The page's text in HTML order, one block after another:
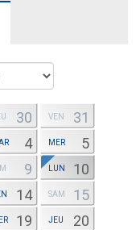
30 VEN 31
4 MER 5
9 LUN 10
14 SAM 15
19 JEU 20